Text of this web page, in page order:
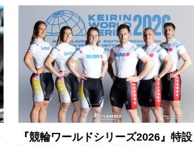
『競輪ワールドシリーズ2026』特設